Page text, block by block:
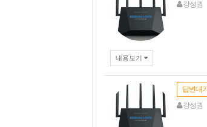
강성권
내용보기
답변대기
강성권